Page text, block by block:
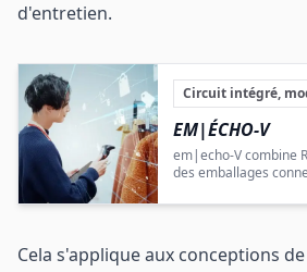
d'entretien.
Circuit intégré,
EM|ÉCHO-V
em|echo-V combine
des emballages
Cela s'applique aux conceptions